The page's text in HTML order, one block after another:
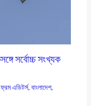
সর্বোচ্চ সংখ্যক
ফ্রম এডিটর্স,বাংলাদেশ,